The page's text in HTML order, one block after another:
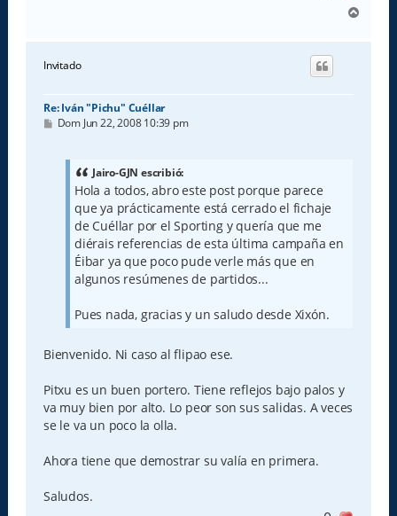
r
Invitado
Re: Iván "Pichu" Cuéllar
M
Dom Jun 22, 2008 10:39 pm
Jairo-GJN escribió:
Hola a todos, abro este post porque parece
que ya prácticamente está cerrado el fichaje
de Cuéllar por el Sporting y quería que me
diérais referencias de esta última campaña en
Éibar ya que poco pude verle más que en
algunos resúmenes de partidos...
Pues nada, gracias y un saludo desde Xixón.
Bienvenido. Ni caso al flipao ese.
Pitxu es un buen portero. Tiene reflejos bajo palos y
va muy bien por alto. Lo peor son sus salidas. A veces
se le va un poco la olla.
Ahora tiene que demostrar su valía en primera.
Saludos.